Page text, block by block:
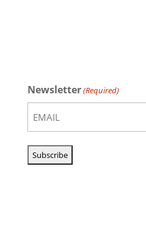
Newsletter(Required)